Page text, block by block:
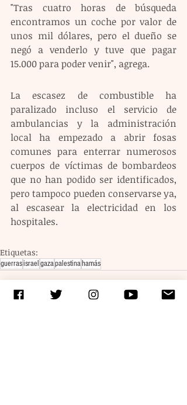
"Tras cuatro horas de búsqueda
encontramos un coche por valor de
unos mil dólares, pero el dueño se
negó a venderlo y tuve que pagar
15.000 para poder venir", agrega.
La escasez de combustible ha
paralizado incluso el servicio de
ambulancias y la administración
local ha empezado a abrir fosas
comunes para enterrar numerosos
cuerpos de víctimas de bombardeos
que no han podido ser identificados,
pero tampoco pueden conservarse ya,
al escasear la electricidad en los
hospitales.
Etiquetas:
guerrasisraelgazapalestinahamás